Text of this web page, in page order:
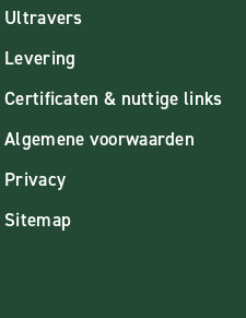
Ultravers
Levering
Certificaten & nuttige links
Algemene voorwaarden
Privacy
Sitemap